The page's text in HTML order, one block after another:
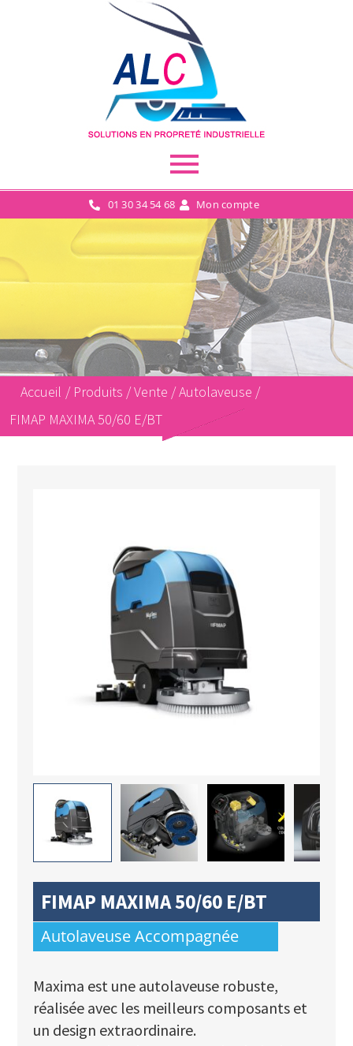
01 30 34 54 68 Mon compte
Accueil / Produits /Vente /Autolaveuse /
FIMAP MAXIMA 50/60 E/BT
FIMAP MAXIMA 50/60 E/BT
Autolaveuse Accompagnée
Maxima est une autolaveuse robuste,
réalisée avec les meilleurs composants et
un design extraordinaire.